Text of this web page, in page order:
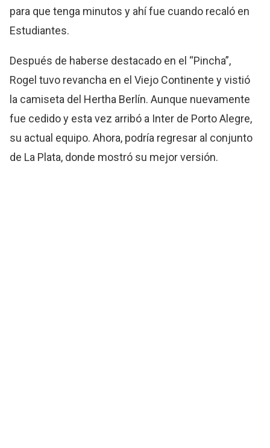
para que tenga minutos y ahí fue cuando recaló en
Estudiantes.
Después de haberse destacado en el “Pincha”,
Rogel tuvo revancha en el Viejo Continente y vistió
la camiseta del Hertha Berlín. Aunque nuevamente
fue cedido y esta vez arribó a Inter de Porto Alegre,
su actual equipo. Ahora, podría regresar al conjunto
de La Plata, donde mostró su mejor versión.